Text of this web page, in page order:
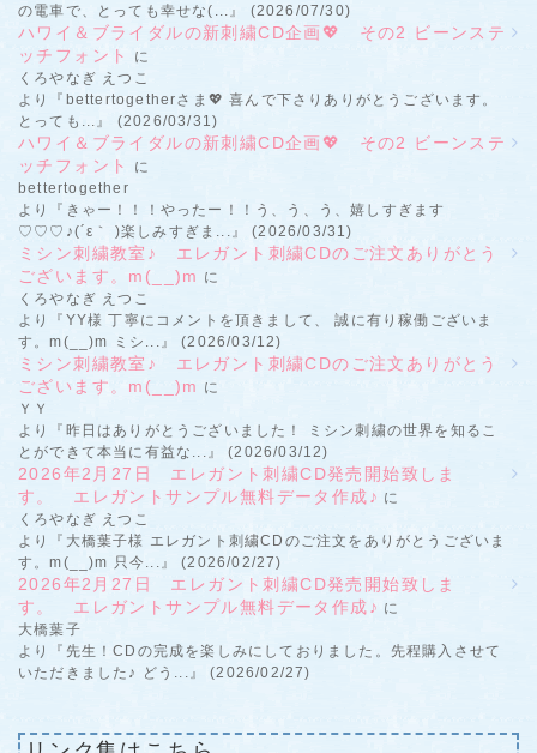
の電車で、とっても幸せな(...』 (2026/07/30)
ハワイ＆ブライダルの新刺繍CD企画💖 その2 ビーンステ
ッチフォント
に
くろやなぎ えつこ
より『bettertogetherさま💖 喜んで下さりありがとうございます。
とっても...』 (2026/03/31)
ハワイ＆ブライダルの新刺繍CD企画💖 その2 ビーンステ
ッチフォント
に
bettertogether
より『きゃー！！！やったー！！う、う、う、嬉しすぎます
♡♡♡♪(´ε｀ )楽しみすぎま...』 (2026/03/31)
ミシン刺繍教室♪ エレガント刺繍CDのご注文ありがとう
ございます。m(__)m に
くろやなぎ えつこ
より『YY様 丁寧にコメントを頂きまして、 誠に有り稼働ございま
す。m(__)m ミシ...』 (2026/03/12)
ミシン刺繍教室♪ エレガント刺繍CDのご注文ありがとう
ございます。m(__)m に
ＹＹ
より『昨日はありがとうございました！ ミシン刺繍の世界を知るこ
とができて本当に有益な...』 (2026/03/12)
2026年2月27日 エレガント刺繍CD発売開始致しま
す。 エレガントサンプル無料データ作成♪ に
くろやなぎ えつこ
より『大橋葉子様 エレガント刺繍CDのご注文をありがとうございま
す。m(__)m 只今...』 (2026/02/27)
2026年2月27日 エレガント刺繍CD発売開始致しま
す。 エレガントサンプル無料データ作成♪ に
大橋葉子
より『先生！CDの完成を楽しみにしておりました。先程購入させて
いただきました♪ どう...』 (2026/02/27)